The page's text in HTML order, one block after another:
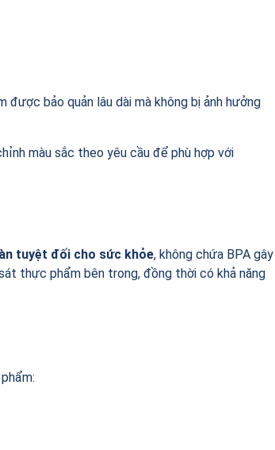
được bảo quản lâu dài mà không bị ảnh hưởng
màu sắc theo yêu cầu để phù hợp với
tuyệt đối cho sức khỏe, không chứa BPA gây
thực phẩm bên trong, đồng thời có khả năng